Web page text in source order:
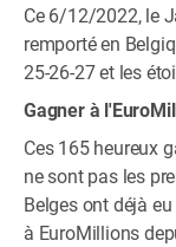
Ce 6/12/2022, le
remporté en
25-26-27 et les
Gagner à
Ces 165 heureux
ne sont pas les
Belges ont déjà
à EuroMillions